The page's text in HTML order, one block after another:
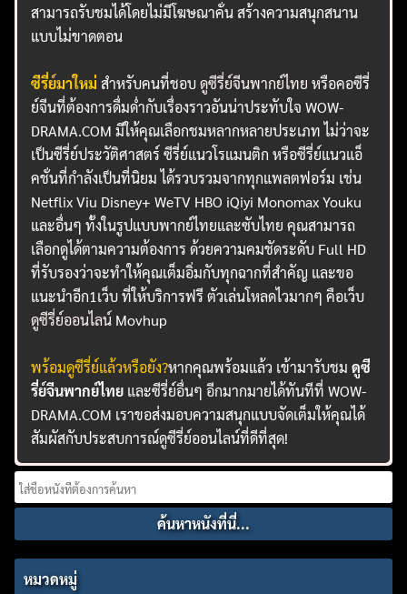
สามารถรับชมได้โดยไม่มีโฆษณาคั่น สร้างความสนุกสนาน
แบบไม่ขาดตอน
ซีรี่ย์มาใหม่ สำหรับคนที่ชอบดูซีรี่ย์จีนพากย์ไทย หรือคอซีรี่
ย์จีนที่ต้องการดื่มด่ำกับเรื่องราวอันน่าประทับใจ WOW-
DRAMA.COM มีให้คุณเลือกชมหลากหลายประเภท ไม่ว่าจะ
เป็นซีรี่ย์ประวัติศาสตร์ ซีรี่ย์แนวโรแมนติก หรือซีรี่ย์แนวแอ็
คชั่นที่กำลังเป็นที่นิยม ได้รวบรวมจากทุกแพลตฟอร์ม เช่น
Netflix Viu Disney+ WeTV HBO iQiyi Monomax Youku
และอื่นๆ ทั้งในรูปแบบพากย์ไทยและซับไทย คุณสามารถ
เลือกดูได้ตามความต้องการ ด้วยความคมชัดระดับ Full HD
ที่รับรองว่าจะทำให้คุณเต็มอิ่มกับทุกฉากที่สำคัญ และขอ
แนะนำอีก1เว็บ ที่ให้บริการฟรี ตัวเล่นโหลดไวมากๆ คือเว็บ
ดูซีรี่ย์ออนไลน์ Movhup
พร้อมดูซีรี่ย์แล้วหรือยัง?หากคุณพร้อมแล้ว เข้ามารับชมดูซี
รี่ย์จีนพากย์ไทย และซีรี่ย์อื่นๆ อีกมากมายได้ทันทีที่ WOW-
DRAMA.COM เราขอส่งมอบความสนุกแบบจัดเต็มให้คุณได้
สัมผัสกับประสบการณ์ดูซีรี่ย์ออนไลน์ที่ดีที่สุด!
Search
for:
หมวดหมู่